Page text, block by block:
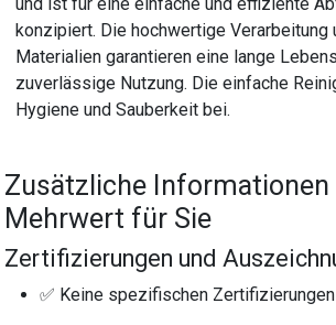
konzipiert. Die hochwertige Verarbeitung
Materialien garantieren eine lange
zuverlässige Nutzung. Die einfache
Hygiene und Sauberkeit bei.
Zusätzliche
Mehrwert für Sie
Zertifizierungen und
✅ Keine spezifischen